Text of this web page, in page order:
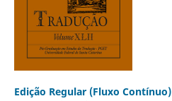
Edição Regular (Fluxo Contínuo)